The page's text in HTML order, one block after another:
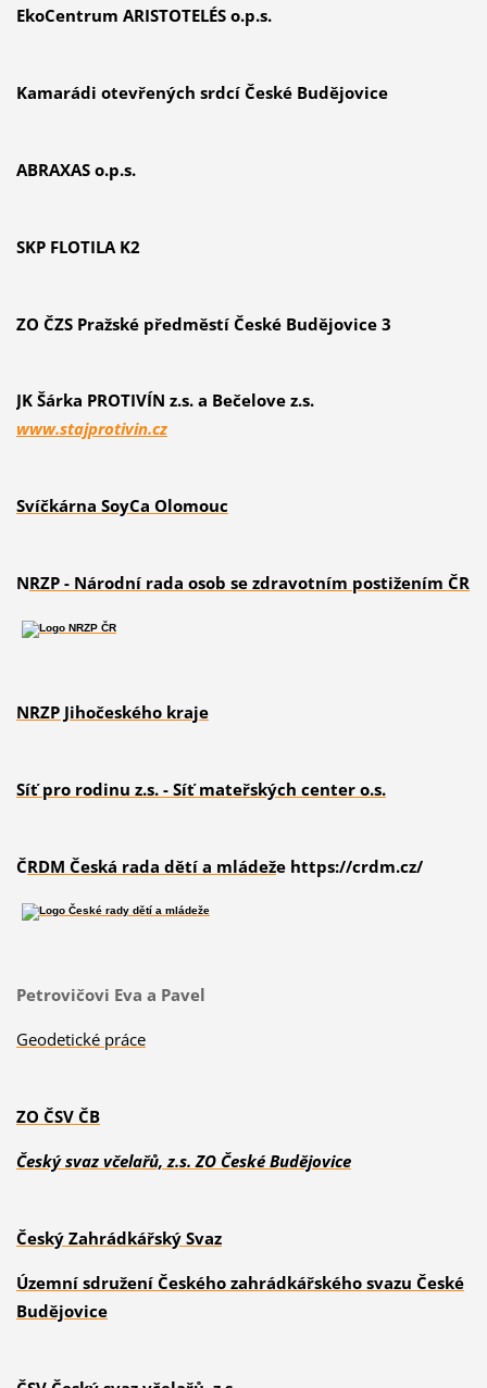
EkoCentrum ARISTOTELÉS o.p.s.
Kamarádi otevřených srdcí České Budějovice
ABRAXAS o.p.s.
SKP FLOTILA K2
ZO ČZS Pražské předměstí České Budějovice 3
JK Šárka PROTIVÍN z.s. a Bečelove z.s.
www.stajprotivin.cz
Svíčkárna SoyCa Olomouc
NRZP - Národní rada osob se zdravotním postižením ČR
NRZP Jihočeského kraje
Síť pro rodinu z.s. - Síť mateřských center o.s.
ČRDM Česká rada dětí a mládeže https://crdm.cz/
Petrovičovi Eva a Pavel
Geodetické práce
ZO ČSV ČB
Český svaz včelařů, z.s. ZO České Budějovice
Český Zahrádkářský Svaz
Územní sdružení Českého zahrádkářského svazu České
Budějovice